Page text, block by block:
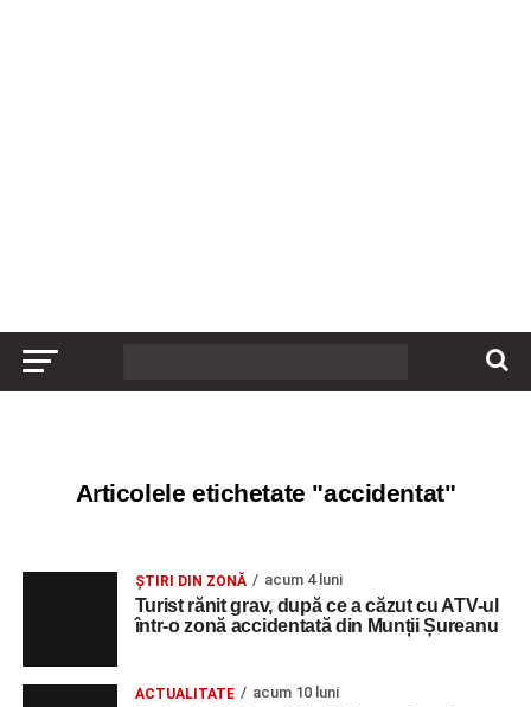
Articolele etichetate "accidentat"
ȘTIRI DIN ZONĂ acum 4 luni
Turist rănit grav, după ce a căzut cu ATV-ul
într-o zonă accidentată din Munții Șureanu
ACTUALITATE acum 10 luni